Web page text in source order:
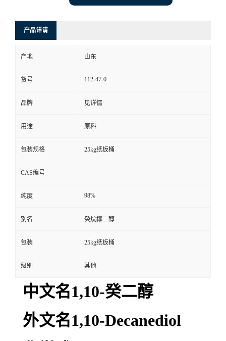
产品详请
产地 山东
货号 112-47-0
品牌 见详情
用途 原料
包装规格 25kg纸板桶
CAS编号
纯度 98%
别名 癸烷撑二醇
包装 25kg纸板桶
级别 其他
中文名1,10-癸二醇
外文名1,10-Decanediol